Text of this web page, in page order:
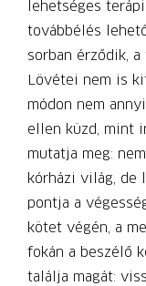
lehetséges
továbbélés
sorban érződik,
Lövétei nem is
módon nem
ellen küzd, mint
mutatja meg:
kórházi világ, de
pontja a
kötet végén, a
fokán a beszélő
találja magát: